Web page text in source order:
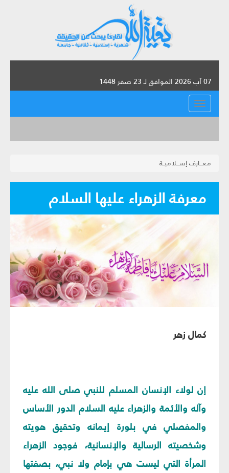
07 آب 2026 الموافق لـ 23 صفر 1448
القائمة
مـعـــارف إســـلاميــة
معرفة الزهراء عليها السلام
كمال زهر
إن لولاء الإنسان المسلم للنبي صلى الله عليه
وآله والأئمة والزهراء عليه السلام الدور الأساس
والمفصلي في بلورة إيمانه وتحقيق هويته
وشخصيته الرسالية والإنسانية، فوجود الزهراء
المرأة التي ليست هي بإمام ولا نبي، بصفتها